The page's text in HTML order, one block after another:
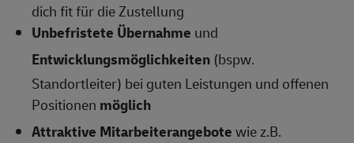
dich fit für die Zustellung
Unbefristete Übernahme und
Entwicklungsmöglichkeiten (bspw.
Standortleiter) bei guten Leistungen und offenen
Positionen möglich
Attraktive Mitarbeiterangebotewie z.B.